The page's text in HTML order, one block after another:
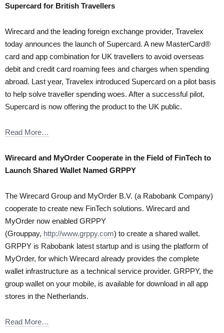
Supercard for British Travellers
Wirecard and the leading foreign exchange provider, Travelex
today announces the launch of Supercard. A new MasterCard®
card and app combination for UK travellers to avoid overseas
debit and credit card roaming fees and charges when spending
abroad. Last year, Travelex introduced Supercard on a pilot basis
to help solve traveller spending woes. After a successful pilot,
Supercard is now offering the product to the UK public.
Read More…
Wirecard and MyOrder Cooperate in the Field of FinTech to
Launch Shared Wallet Named GRPPY
The Wirecard Group and MyOrder B.V. (a Rabobank Company)
cooperate to create new FinTech solutions. Wirecard and
MyOrder now enabled GRPPY
(Grouppay, http://www.grppy.com) to create a shared wallet.
GRPPY is Rabobank latest startup and is using the platform of
MyOrder, for which Wirecard already provides the complete
wallet infrastructure as a technical service provider. GRPPY, the
group wallet on your mobile, is available for download in all app
stores in the Netherlands.
Read More…